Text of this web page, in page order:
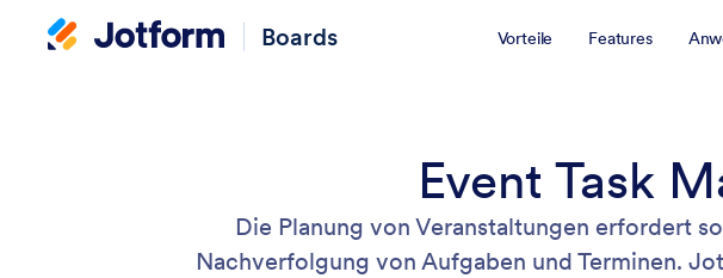
Boards Vorteile Features
Event Task
Die Planung von Veranstaltungen erfordert
Nachverfolgung von Aufgaben und Terminen.